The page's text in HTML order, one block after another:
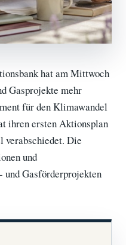
hat am Mittwoch
Gasprojekte mehr
für den Klimawandel
ihren ersten Aktionsplan
verabschiedet. Die
und
und Gasförderprojekten